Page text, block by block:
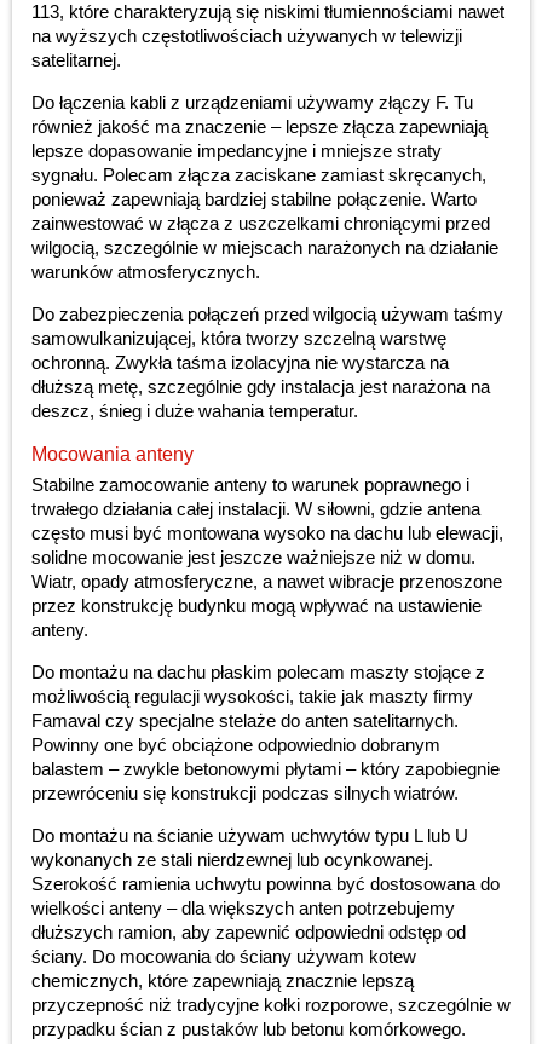
113, które charakteryzują się niskimi tłumiennościami nawet
na wyższych częstotliwościach używanych w telewizji
satelitarnej.
Do łączenia kabli z urządzeniami używamy złączy F. Tu
również jakość ma znaczenie – lepsze złącza zapewniają
lepsze dopasowanie impedancyjne i mniejsze straty
sygnału. Polecam złącza zaciskane zamiast skręcanych,
ponieważ zapewniają bardziej stabilne połączenie. Warto
zainwestować w złącza z uszczelkami chroniącymi przed
wilgocią, szczególnie w miejscach narażonych na działanie
warunków atmosferycznych.
Do zabezpieczenia połączeń przed wilgocią używam taśmy
samowulkanizującej, która tworzy szczelną warstwę
ochronną. Zwykła taśma izolacyjna nie wystarcza na
dłuższą metę, szczególnie gdy instalacja jest narażona na
deszcz, śnieg i duże wahania temperatur.
Mocowania anteny
Stabilne zamocowanie anteny to warunek poprawnego i
trwałego działania całej instalacji. W siłowni, gdzie antena
często musi być montowana wysoko na dachu lub elewacji,
solidne mocowanie jest jeszcze ważniejsze niż w domu.
Wiatr, opady atmosferyczne, a nawet wibracje przenoszone
przez konstrukcję budynku mogą wpływać na ustawienie
anteny.
Do montażu na dachu płaskim polecam maszty stojące z
możliwością regulacji wysokości, takie jak maszty firmy
Famaval czy specjalne stelaże do anten satelitarnych.
Powinny one być obciążone odpowiednio dobranym
balastem – zwykle betonowymi płytami – który zapobiegnie
przewróceniu się konstrukcji podczas silnych wiatrów.
Do montażu na ścianie używam uchwytów typu L lub U
wykonanych ze stali nierdzewnej lub ocynkowanej.
Szerokość ramienia uchwytu powinna być dostosowana do
wielkości anteny – dla większych anten potrzebujemy
dłuższych ramion, aby zapewnić odpowiedni odstęp od
ściany. Do mocowania do ściany używam kotew
chemicznych, które zapewniają znacznie lepszą
przyczepność niż tradycyjne kołki rozporowe, szczególnie w
przypadku ścian z pustaków lub betonu komórkowego.